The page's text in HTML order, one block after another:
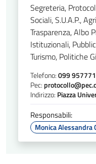
Segreteria,
Sociali, S.U.A.P.,
Trasparenza, Albo
Istituzionali,
Turismo, Politiche
Telefono:099
Pec:
Indirizzo: Piazza
Responsabili:
Monica Alessandra